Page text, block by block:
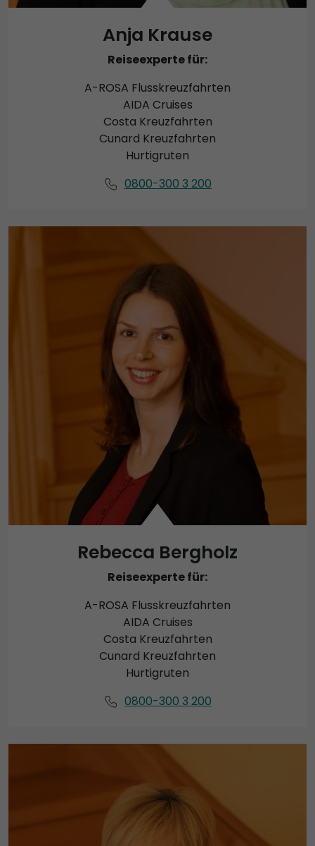
Anja Krause
Reiseexperte für:
A-ROSA Flusskreuzfahrten
AIDA Cruises
Costa Kreuzfahrten
Cunard Kreuzfahrten
Hurtigruten
0800-300 3 200
Rebecca Bergholz
Reiseexperte für:
A-ROSA Flusskreuzfahrten
AIDA Cruises
Costa Kreuzfahrten
Cunard Kreuzfahrten
Hurtigruten
0800-300 3 200